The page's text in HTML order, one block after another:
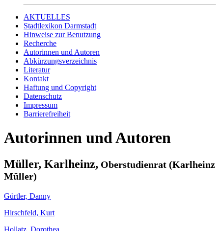
AKTUELLES
Stadtlexikon Darmstadt
Hinweise zur Benutzung
Recherche
Autorinnen und Autoren
Abkürzungsverzeichnis
Literatur
Kontakt
Haftung und Copyright
Datenschutz
Impressum
Barrierefreiheit
Autorinnen und Autoren
Müller, Karlheinz, Oberstudienrat (Karlheinz
Müller)
Gürtler, Danny
Hirschfeld, Kurt
Hollatz, Dorothea